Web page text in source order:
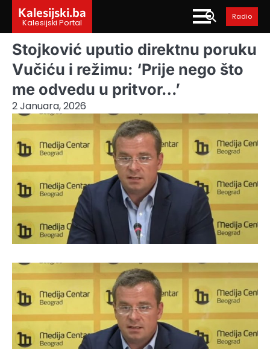
content
Kalesijski.ba
Kalesijski Portal
Radio
Stojković uputio direktnu poruku
Vučiću i režimu: ‘Prije nego što
me odvedu u pritvor…’
2 Januara, 2026